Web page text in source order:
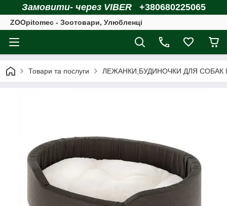
Замовити- через VIBER +380680225065
ZOOpitomec - Зоотовари, Улюбленці
Товари та послуги ЛЕЖАНКИ,БУДИНОЧКИ ДЛЯ СОБАК